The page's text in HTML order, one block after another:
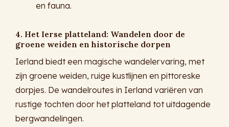
en fauna.
4. Het Ierse platteland: Wandelen door de
groene weiden en historische dorpen
Ierland biedt een magische wandelervaring, met
zijn groene weiden, ruige kustlijnen en pittoreske
dorpjes. De wandelroutes in Ierland variëren van
rustige tochten door het platteland tot uitdagende
bergwandelingen.